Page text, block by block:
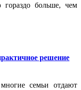
больше, чем
решение
семьи отдают